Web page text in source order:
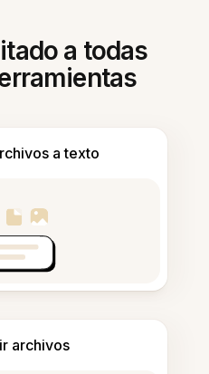
a todas
a texto
archivos